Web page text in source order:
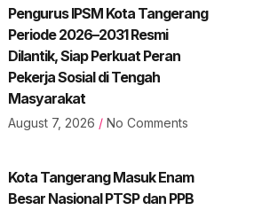
Pengurus IPSM Kota Tangerang
Periode 2026–2031 Resmi
Dilantik, Siap Perkuat Peran
Pekerja Sosial di Tengah
Masyarakat
August 7, 2026 No Comments
Kota Tangerang Masuk Enam
Besar Nasional PTSP dan PPB